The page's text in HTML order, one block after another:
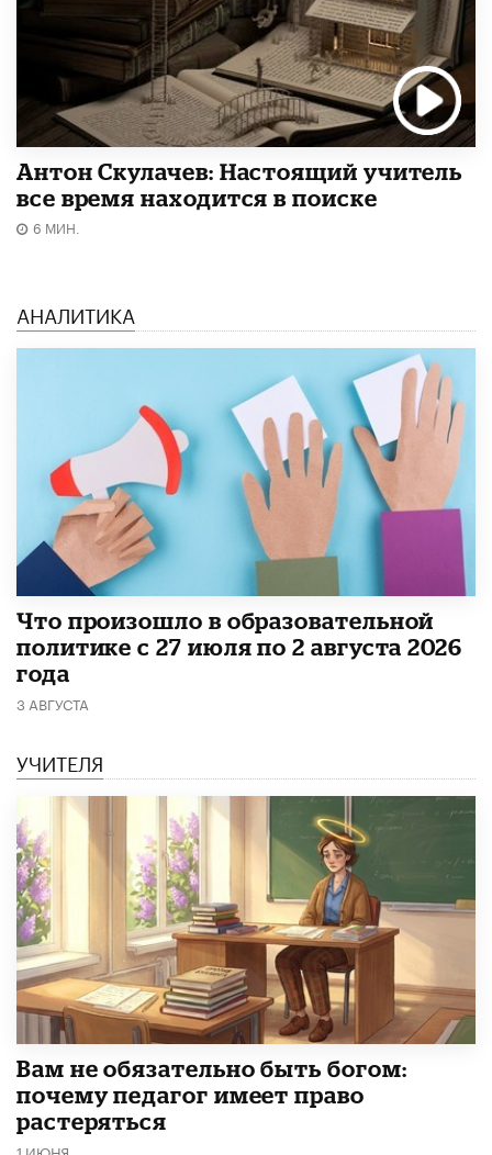
Антон Скулачев: Настоящий учитель
все время находится в поиске
6 МИН.
АНАЛИТИКА
​Что произошло в образовательной
политике с 27 июля по 2 августа 2026
года
3 АВГУСТА
УЧИТЕЛЯ
​Вам не обязательно быть богом:
почему педагог имеет право
растеряться
1 ИЮНЯ